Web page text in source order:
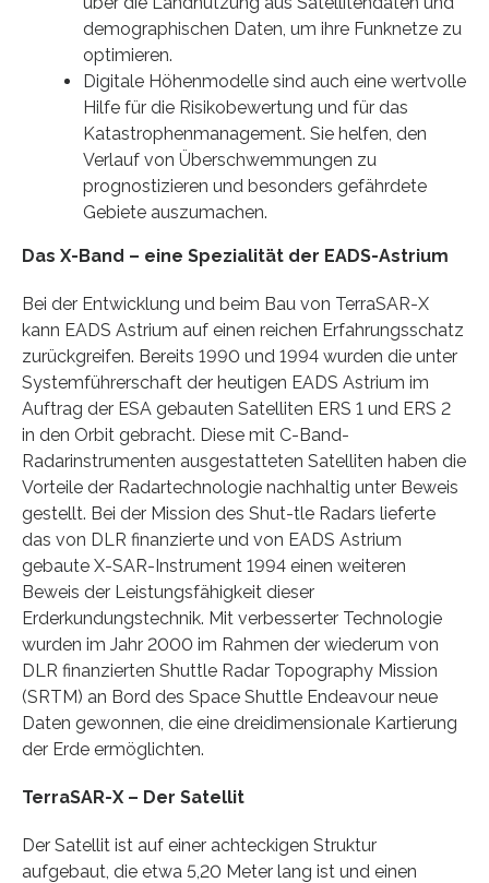
demographischen Daten, um ihre Funknetze zu
optimieren.
Digitale Höhenmodelle sind auch eine wertvolle
Hilfe für die Risikobewertung und für das
Katastrophenmanagement. Sie helfen, den
Verlauf von Überschwemmungen zu
prognostizieren und besonders gefährdete
Gebiete auszumachen.
Das X-Band – eine Spezialität der EADS-Astrium
Bei der Entwicklung und beim Bau von TerraSAR-X
kann EADS Astrium auf einen reichen Erfahrungsschatz
zurückgreifen. Bereits 1990 und 1994 wurden die unter
Systemführerschaft der heutigen EADS Astrium im
Auftrag der ESA gebauten Satelliten ERS 1 und ERS 2
in den Orbit gebracht. Diese mit C-Band-
Radarinstrumenten ausgestatteten Satelliten haben die
Vorteile der Radartechnologie nachhaltig unter Beweis
gestellt. Bei der Mission des Shut-tle Radars lieferte
das von DLR finanzierte und von EADS Astrium
gebaute X-SAR-Instrument 1994 einen weiteren
Beweis der Leistungsfähigkeit dieser
Erderkundungstechnik. Mit verbesserter Technologie
wurden im Jahr 2000 im Rahmen der wiederum von
DLR finanzierten Shuttle Radar Topography Mission
(SRTM) an Bord des Space Shuttle Endeavour neue
Daten gewonnen, die eine dreidimensionale Kartierung
der Erde ermöglichten.
TerraSAR-X – Der Satellit
Der Satellit ist auf einer achteckigen Struktur
aufgebaut, die etwa 5,20 Meter lang ist und einen